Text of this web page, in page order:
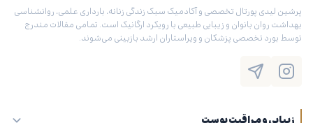
پرشین لیدی پورتال تخصصی و آکادمیک سبک زندگی زنانه، بارداری علمی، روانشناسی
بهداشت روان بانوان و زیبایی طبیعی با رویکرد ارگانیک است. تمامی مقالات مندرج
توسط بورد تخصصی پزشکان و ویراستاران ارشد بازبینی می‌شوند.
زیبایی و مراقبت پوست